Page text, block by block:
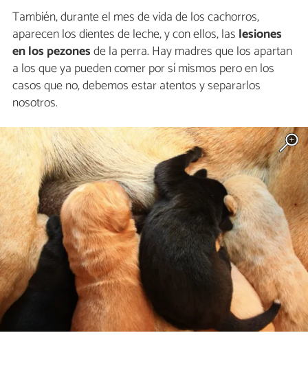
También, durante el mes de vida de los cachorros,
aparecen los dientes de leche, y con ellos, las lesiones
en los pezonesde la perra. Hay madres que los apartan
a los que ya pueden comer por sí mismos pero en los
casos que no, debemos estar atentos y separarlos
nosotros.